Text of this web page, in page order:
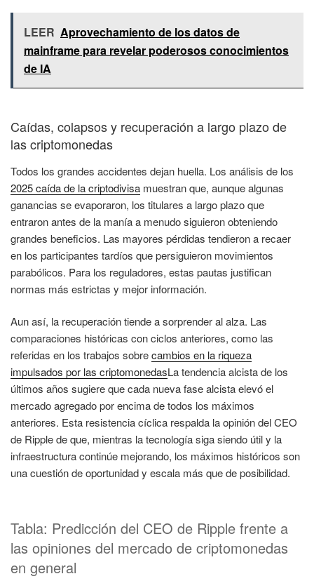
LEER Aprovechamiento de los datos de
mainframe para revelar poderosos conocimientos
de IA
Caídas, colapsos y recuperación a largo plazo de
las criptomonedas
Todos los grandes accidentes dejan huella. Los análisis de los
2025 caída de la criptodivisa muestran que, aunque algunas
ganancias se evaporaron, los titulares a largo plazo que
entraron antes de la manía a menudo siguieron obteniendo
grandes beneficios. Las mayores pérdidas tendieron a recaer
en los participantes tardíos que persiguieron movimientos
parabólicos. Para los reguladores, estas pautas justifican
normas más estrictas y mejor información.
Aun así, la recuperación tiende a sorprender al alza. Las
comparaciones históricas con ciclos anteriores, como las
referidas en los trabajos sobrecambios en la riqueza
impulsados por las criptomonedasLa tendencia alcista de los
últimos años sugiere que cada nueva fase alcista elevó el
mercado agregado por encima de todos los máximos
anteriores. Esta resistencia cíclica respalda la opinión del CEO
de Ripple de que, mientras la tecnología siga siendo útil y la
infraestructura continúe mejorando, los máximos históricos son
una cuestión de oportunidad y escala más que de posibilidad.
Tabla: Predicción del CEO de Ripple frente a
las opiniones del mercado de criptomonedas
en general